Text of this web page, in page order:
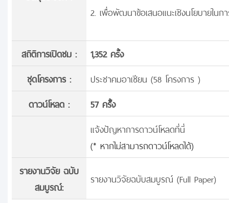
2. เพื่อพัฒนาข้อเสนอแนะเชิงนโยบายใน
สถิติการเปิดชม :
1,352 ครั้ง
ชุดโครงการ :
ประชาคมอาเซียน (58 โครงการ )
ดาวน์โหลด :
57 ครั้้ง
แจ้งปัญหาการดาวน์โหลดที่นี่
(* หากไม่สามารถดาวน์โหลดได้)
รายงานวิจัย ฉบับ
สมบูรณ์:
รายงานวิจัยฉบับสมบูรณ์ (Full Paper)